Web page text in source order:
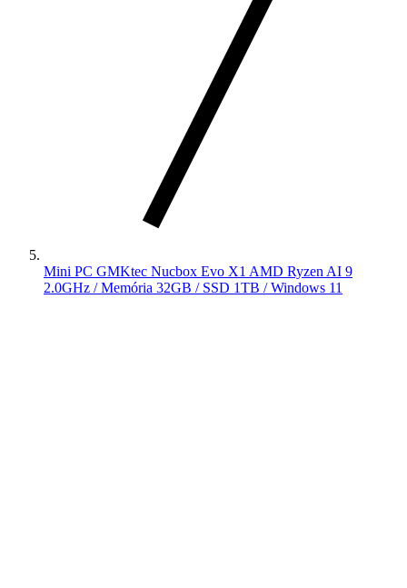
Mini PC GMKtec Nucbox Evo X1 AMD Ryzen AI 9
2.0GHz / Memória 32GB / SSD 1TB / Windows 11